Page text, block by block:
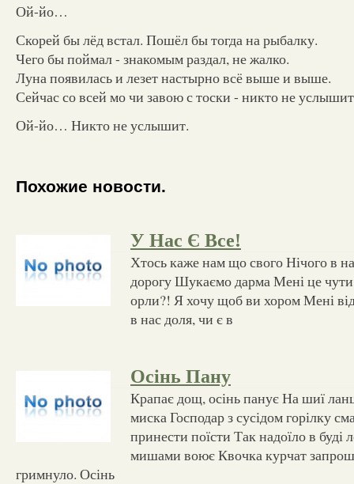
Ой-йо…
Скорей бы лёд встал. Пошёл бы тогда на рыбалку.
Чего бы поймал - знакомым раздал, не жалко.
Луна появилась и лезет настырно всё выше и выше.
Сейчас со всей мо чи завою с тоски - никто не
Ой-йо… Никто не услышит.
Похожие новости.
У Нас Є Все!
Хтось каже нам що свого Нічого в
дорогу Шукаємо дарма Мені це
орли?! Я хочу щоб ви хором Мені
в нас доля, чи є в
Осінь Пану
Крапає дощ, осінь панує На шиї
миска Господар з сусідом горілку
принести поїсти Так надоїло в буді
мишами воює Квочка курчат
гримнуло. Осінь